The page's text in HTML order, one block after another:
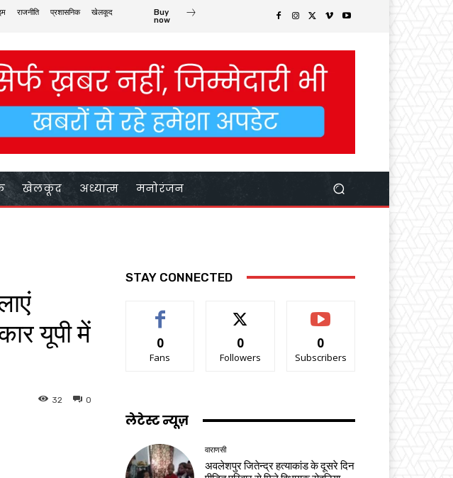
राजनीति प्रशासनिक
खेलकूद
Buy
now
खेलकूद अध्यात्म मनोरंजन
यूपी में
0
32
STAY CONNECTED
0
Fans
0
Followers
0
Subscribers
लेटेस्ट न्यूज़
वाराणसी
अवलेशपुर जितेन्द्र हत्याकांड के दूसरे दिन